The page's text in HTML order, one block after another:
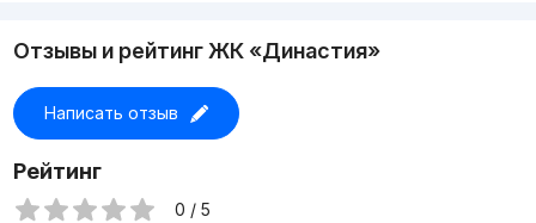
Отзывы и рейтинг ЖК «Династия»
Написать отзыв
Рейтинг
0 / 5